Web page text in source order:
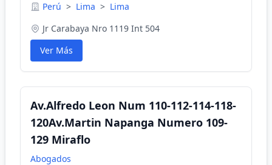
Perú > Lima > Lima
Jr Carabaya Nro 1119 Int 504
Ver Más
Av.Alfredo Leon Num 110-112-114-118-
120Av.Martin Napanga Numero 109-
129 Miraflo
Abogados